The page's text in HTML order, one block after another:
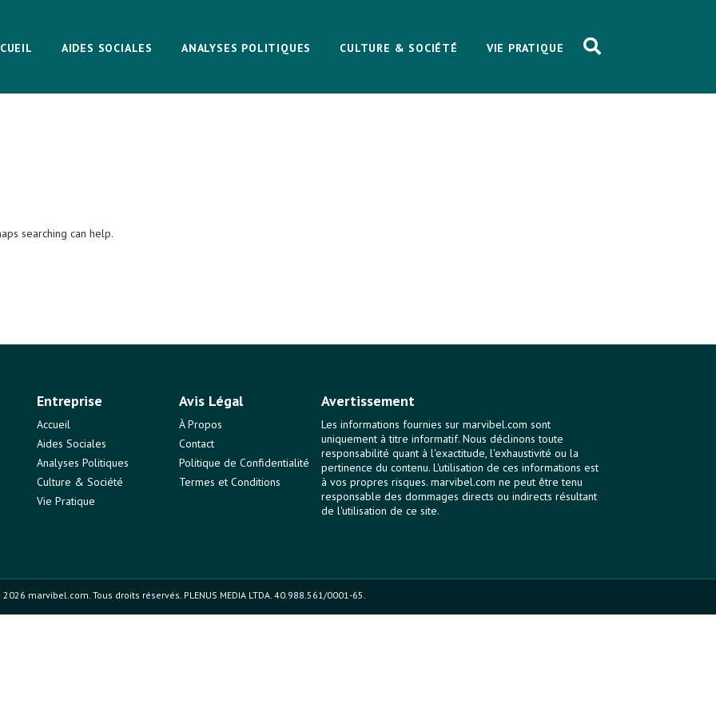
AIDES SOCIALES ANALYSES POLITIQUES CULTURE & SOCIÉTÉ VIE PRATIQUE
searching can help.
Entreprise
Accueil
Aides Sociales
Analyses Politiques
Culture & Société
Vie Pratique
Avis Légal
À Propos
Contact
Politique de Confidentialité
Termes et Conditions
Avertissement
Les informations fournies sur marvibel.com sont
uniquement à titre informatif. Nous déclinons toute
responsabilité quant à l'exactitude, l'exhaustivité ou la
pertinence du contenu. L'utilisation de ces informations est
à vos propres risques. marvibel.com ne peut être tenu
responsable des dommages directs ou indirects résultant
de l'utilisation de ce site.
marvibel.com. Tous droits réservés. PLENUS MEDIA LTDA. 40.988.561/0001-65.